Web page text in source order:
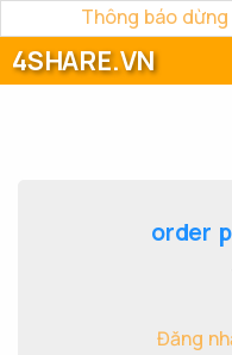
Thông báo
4SHARE.VN
order
Đăng